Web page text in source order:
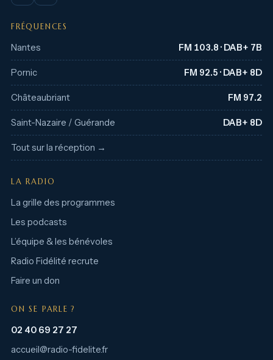
FRÉQUENCES
Nantes FM 103.8 · DAB+ 7B
Pornic FM 92.5 · DAB+ 8D
Châteaubriant FM 97.2
Saint-Nazaire / Guérande DAB+ 8D
Tout sur la réception →
LA RADIO
La grille des programmes
Les podcasts
L’équipe & les bénévoles
Radio Fidélité recrute
Faire un don
ON SE PARLE ?
02 40 69 27 27
accueil@radio-fidelite.fr